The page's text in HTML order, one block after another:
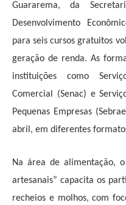
Guararema, da
Desenvolvimento
para seis cursos gratuitos
geração de renda. As
instituições como
Comercial (Senac) e
Pequenas Empresas
abril, em diferentes
Na área de alimentação,
artesanais” capacita os
recheios e molhos, com